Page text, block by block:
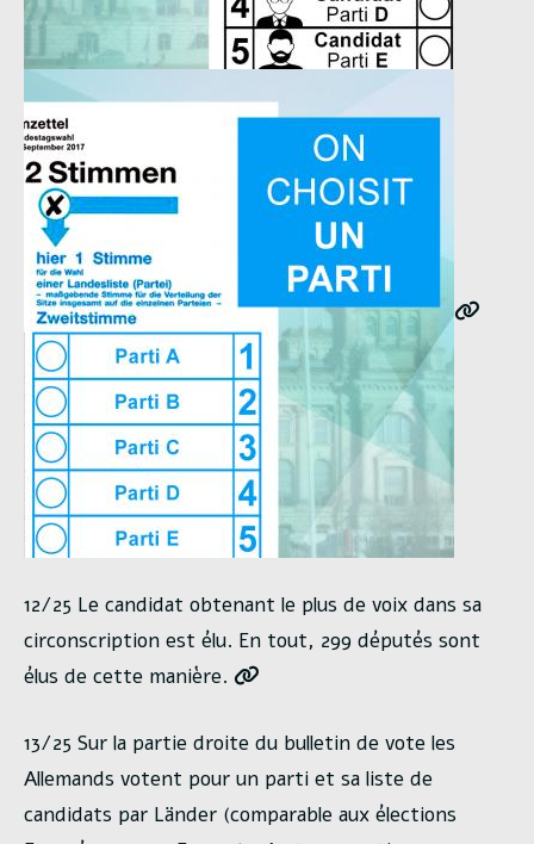
12/25 Le candidat obtenant le plus de voix dans sa
circonscription est élu. En tout, 299 députés sont
élus de cette manière.
13/25 Sur la partie droite du bulletin de vote les
Allemands votent pour un parti et sa liste de
candidats par Länder (comparable aux élections